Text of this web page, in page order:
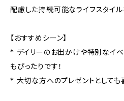
配慮した持続可能なライフスタイル
【おすすめシーン】
* デイリーのお出かけや特別なイベ
もぴったりです！
* 大切な方へのプレゼントとしても